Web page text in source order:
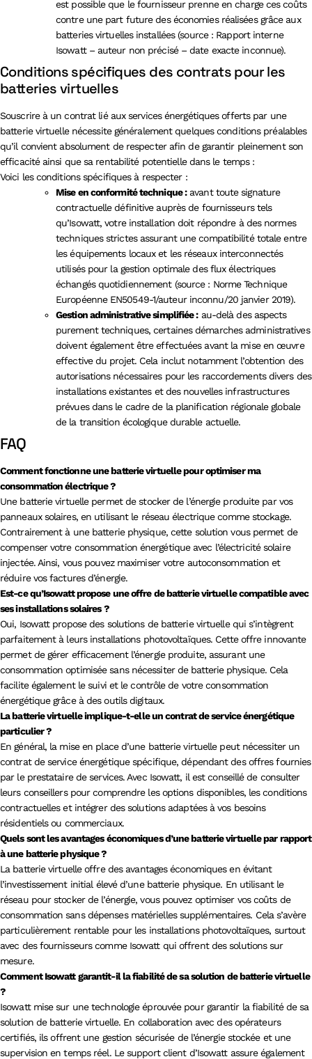
est possible que le fournisseur prenne en charge ces coûts
contre une part future des économies réalisées grâce aux
batteries virtuelles installées (source : Rapport interne
Isowatt – auteur non précisé – date exacte inconnue).
Conditions spécifiques des contrats pour les
batteries virtuelles
Souscrire à un contrat lié aux services énergétiques offerts par une
batterie virtuelle nécessite généralement quelques conditions préalables
qu’il convient absolument de respecter afin de garantir pleinement son
efficacité ainsi que sa rentabilité potentielle dans le temps :
Voici les conditions spécifiques à respecter :
Mise en conformité technique :avant toute signature
contractuelle définitive auprès de fournisseurs tels
qu’Isowatt, votre installation doit répondre à des normes
techniques strictes assurant une compatibilité totale entre
les équipements locaux et les réseaux interconnectés
utilisés pour la gestion optimale des flux électriques
échangés quotidiennement (source : Norme Technique
Européenne EN50549-1/auteur inconnu/20 janvier 2019).
Gestion administrative simplifiée :au-delà des aspects
purement techniques, certaines démarches administratives
doivent également être effectuées avant la mise en œuvre
effective du projet. Cela inclut notamment l’obtention des
autorisations nécessaires pour les raccordements divers des
installations existantes et des nouvelles infrastructures
prévues dans le cadre de la planification régionale globale
de la transition écologique durable actuelle.
FAQ
Comment fonctionne une batterie virtuelle pour optimiser ma
consommation électrique ?
Une batterie virtuelle permet de stocker de l’énergie produite par vos
panneaux solaires, en utilisant le réseau électrique comme stockage.
Contrairement à une batterie physique, cette solution vous permet de
compenser votre consommation énergétique avec l’électricité solaire
injectée. Ainsi, vous pouvez maximiser votre autoconsommation et
réduire vos factures d’énergie.
Est-ce qu’Isowatt propose une offre de batterie virtuelle compatible avec
ses installations solaires ?
Oui, Isowatt propose des solutions de batterie virtuelle qui s’intègrent
parfaitement à leurs installations photovoltaïques. Cette offre innovante
permet de gérer efficacement l’énergie produite, assurant une
consommation optimisée sans nécessiter de batterie physique. Cela
facilite également le suivi et le contrôle de votre consommation
énergétique grâce à des outils digitaux.
La batterie virtuelle implique-t-elle un contrat de service énergétique
particulier ?
En général, la mise en place d’une batterie virtuelle peut nécessiter un
contrat de service énergétique spécifique, dépendant des offres fournies
par le prestataire de services. Avec Isowatt, il est conseillé de consulter
leurs conseillers pour comprendre les options disponibles, les conditions
contractuelles et intégrer des solutions adaptées à vos besoins
résidentiels ou commerciaux.
Quels sont les avantages économiques d’une batterie virtuelle par rapport
à une batterie physique ?
La batterie virtuelle offre des avantages économiques en évitant
l’investissement initial élevé d’une batterie physique. En utilisant le
réseau pour stocker de l’énergie, vous pouvez optimiser vos coûts de
consommation sans dépenses matérielles supplémentaires. Cela s’avère
particulièrement rentable pour les installations photovoltaïques, surtout
avec des fournisseurs comme Isowatt qui offrent des solutions sur
mesure.
Comment Isowatt garantit-il la fiabilité de sa solution de batterie virtuelle
?
Isowatt mise sur une technologie éprouvée pour garantir la fiabilité de sa
solution de batterie virtuelle. En collaboration avec des opérateurs
certifiés, ils offrent une gestion sécurisée de l’énergie stockée et une
supervision en temps réel. Le support client d’Isowatt assure également